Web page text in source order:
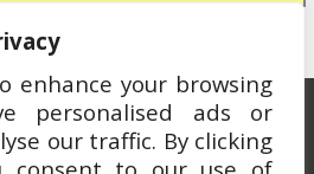
enhance your browsing
personalised ads or
our traffic. By clicking
Network